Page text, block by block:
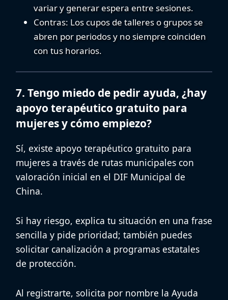
variar y generar espera entre sesiones.
Contras: Los cupos de talleres o grupos se
abren por periodos y no siempre coinciden
con tus horarios.
7. Tengo miedo de pedir ayuda, ¿hay
apoyo terapéutico gratuito para
mujeres y cómo empiezo?
Sí, existe apoyo terapéutico gratuito para
mujeres a través de rutas municipales con
valoración inicial en el DIF Municipal de
China.
Si hay riesgo, explica tu situación en una frase
sencilla y pide prioridad; también puedes
solicitar canalización a programas estatales
de protección.
Al registrarte, solicita por nombre la Ayuda